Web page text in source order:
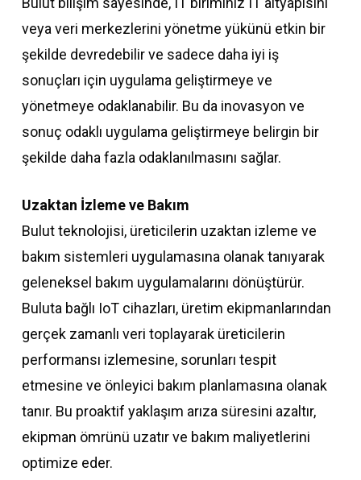
veya veri merkezlerini yönetme yükünü etkin bir
şekilde devredebilir ve sadece daha iyi iş
sonuçları için uygulama geliştirmeye ve
yönetmeye odaklanabilir. Bu da inovasyon ve
sonuç odaklı uygulama geliştirmeye belirgin bir
şekilde daha fazla odaklanılmasını sağlar.
Uzaktan İzleme ve Bakım
Bulut teknolojisi, üreticilerin uzaktan izleme ve
bakım sistemleri uygulamasına olanak tanıyarak
geleneksel bakım uygulamalarını dönüştürür.
Buluta bağlı IoT cihazları, üretim ekipmanlarından
gerçek zamanlı veri toplayarak üreticilerin
performansı izlemesine, sorunları tespit
etmesine ve önleyici bakım planlamasına olanak
tanır. Bu proaktif yaklaşım arıza süresini azaltır,
ekipman ömrünü uzatır ve bakım maliyetlerini
optimize eder.